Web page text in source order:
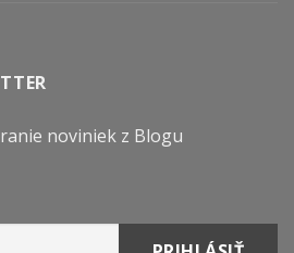
noviniek z Blogu